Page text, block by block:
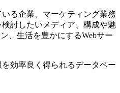
る企業、マーケティング業務
討したいメディア、構成や魅
、生活を豊かにするWebサー
効率良く得られるデータベー